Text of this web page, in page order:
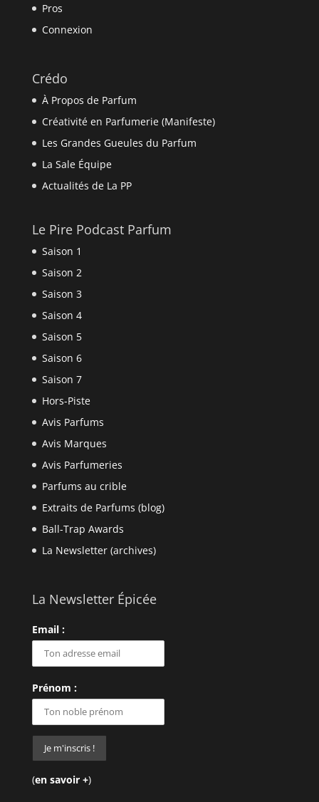
Pros
Connexion
Crédo
À Propos de Parfum
Créativité en Parfumerie (Manifeste)
Les Grandes Gueules du Parfum
La Sale Équipe
Actualités de La PP
Le Pire Podcast Parfum
Saison 1
Saison 2
Saison 3
Saison 4
Saison 5
Saison 6
Saison 7
Hors-Piste
Avis Parfums
Avis Marques
Avis Parfumeries
Parfums au crible
Extraits de Parfums (blog)
Ball-Trap Awards
La Newsletter (archives)
La Newsletter Épicée
Email :
Prénom :
(en savoir +)